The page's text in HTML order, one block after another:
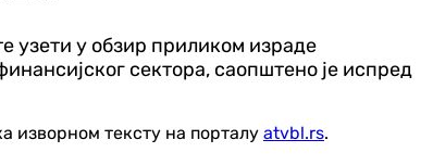
узети у обзир приликом израде
сектора, саопштено је испред
изворном тексту на порталу atvbl.rs.